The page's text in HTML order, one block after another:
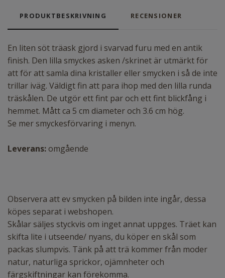
PRODUKTBESKRIVNING RECENSIONER
En liten söt träask gjord i svarvad furu med en antik
finish. Den lilla smyckes asken /skrinet är utmärkt för
att för att samla dina kristaller eller smycken i så de inte
trillar iväg. Väldigt fin att para ihop med den lilla runda
träskålen. De utgör ett fint par och ett fint blickfång i
hemmet. Mått ca 5 cm diameter och 3.6 cm hög.
Se mer smyckesförvaring i menyn.
Leverans:omgående
Observera att ev smycken på bilden inte ingår, dessa
köpes separat i webshopen.
Skålar säljes styckvis om inget annat uppges. Träet kan
skifta lite i utseende/ nyans, du köper en skål som
packas slumpvis. Tänk på att trä kommer från moder
natur, naturliga sprickor, ojämnheter och
färgskiftningar kan förekomma.